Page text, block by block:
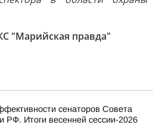
"Марийская правда"
сенаторов Совета
РФ. Итоги весенней сессии-2026